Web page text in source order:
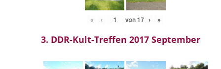
« ‹ von 17 › »
3. DDR-Kult-Treffen 2017 September